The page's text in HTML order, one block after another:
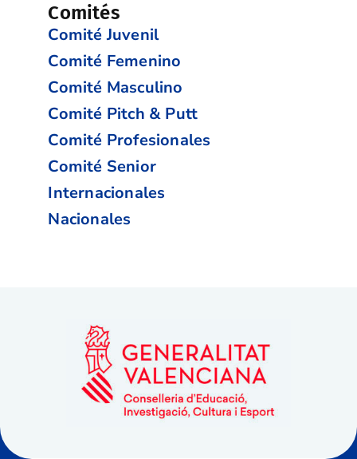
Comités
Comité Juvenil
Comité Femenino
Comité Masculino
Comité Pitch & Putt
Comité Profesionales
Comité Senior
Internacionales
Nacionales